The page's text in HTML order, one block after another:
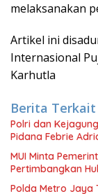
melaksanakan
Artikel ini
Internasional
Karhutla
Berita Terkait
Polri dan
Pidana Febrie
MUI Minta
Pertimbangkan
Polda Metro Jaya